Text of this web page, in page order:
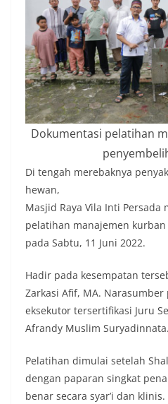
Dokumentasi pelatihan
Di tengah merebaknya
hewan,
Masjid Raya Vila Inti Persada
pelatihan manajemen
pada Sabtu, 11 Juni 2022.
Hadir pada kesempatan
Zarkasi Afif, MA.
eksekutor tersertifikasi Juru
Afrandy Muslim Suryadinnata.
Pelatihan dimulai setelah
dengan paparan singkat
benar secara syar’i dan